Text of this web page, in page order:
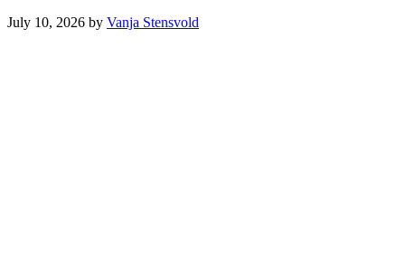
July 10, 2026 by Vanja Stensvold